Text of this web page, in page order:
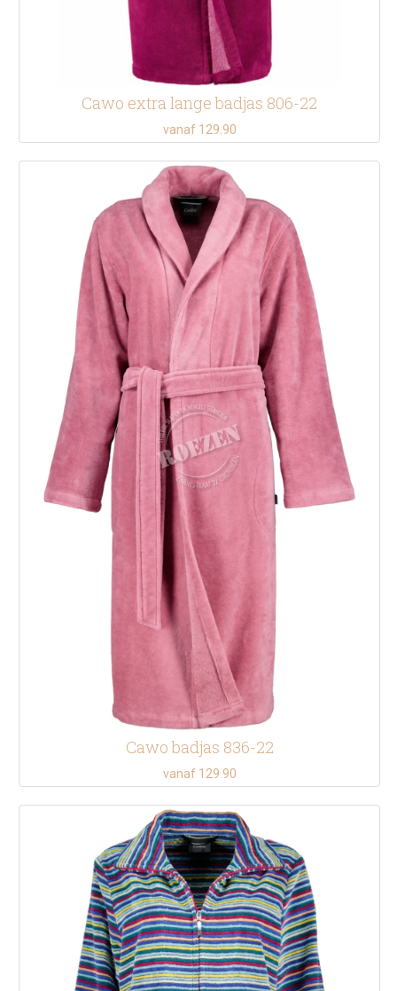
Cawo extra lange badjas 806-22
vanaf 129.90
Cawo badjas 836-22
vanaf 129.90